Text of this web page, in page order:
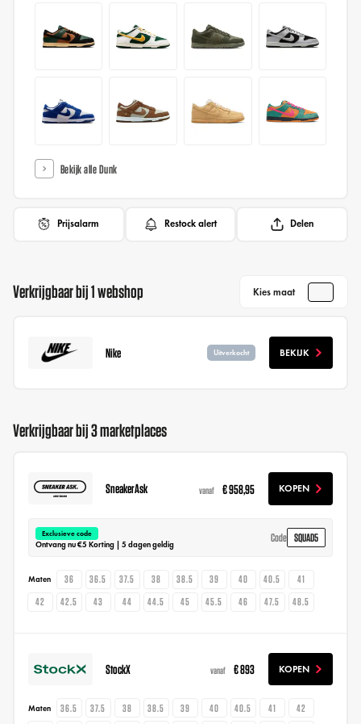
Bekijk alle Dunk
Prijsalarm Restock alert Delen
Verkrijgbaar bij 1 webshop Kies maat
Nike Uitverkocht BEKIJK
Verkrijgbaar bij 3 marketplaces
SneakerAsk vanaf € 958,95 KOPEN
Exclusieve code
Ontvang nu €5 Korting | 5 dagen geldig
Code SQUAD5
Maten 36 36.5 37.5 38 38.5 39 40 40.5
41
42
42.5 43 44 44.5 45 45.5 46 47.5 48.5
StockX vanaf € 893 KOPEN
Maten 36.5 37.5 38 38.5 39 40 40.5 41 42